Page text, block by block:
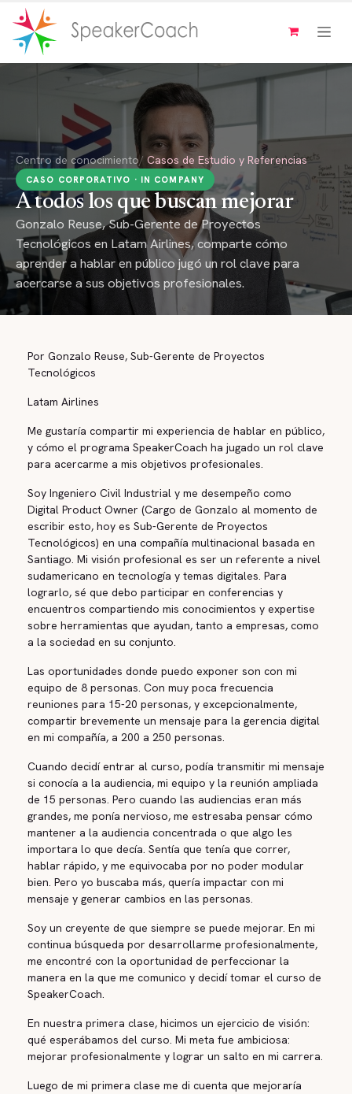
Ir al contenido
Centro de conocimiento/ Casos de Estudio y Referencias
CASO CORPORATIVO · IN COMPANY
A todos los que buscan mejorar
Gonzalo Reuse, Sub-Gerente de Proyectos
Tecnológicos en Latam Airlines, comparte cómo
aprender a hablar en público jugó un rol clave para
acercarse a sus objetivos profesionales.
Por Gonzalo Reuse, Sub-Gerente de Proyectos
Tecnológicos
Latam Airlines
Me gustaría compartir mi experiencia de hablar en público,
y cómo el programa SpeakerCoach ha jugado un rol clave
para acercarme a mis objetivos profesionales.
Soy Ingeniero Civil Industrial y me desempeño como
Digital Product Owner (Cargo de Gonzalo al momento de
escribir esto, hoy es Sub-Gerente de Proyectos
Tecnológicos) en una compañía multinacional basada en
Santiago. Mi visión profesional es ser un referente a nivel
sudamericano en tecnología y temas digitales. Para
lograrlo, sé que debo participar en conferencias y
encuentros compartiendo mis conocimientos y expertise
sobre herramientas que ayudan, tanto a empresas, como
a la sociedad en su conjunto.
Las oportunidades donde puedo exponer son con mi
equipo de 8 personas. Con muy poca frecuencia
reuniones para 15-20 personas, y excepcionalmente,
compartir brevemente un mensaje para la gerencia digital
en mi compañía, a 200 a 250 personas.
Cuando decidí entrar al curso, podía transmitir mi mensaje
si conocía a la audiencia, mi equipo y la reunión ampliada
de 15 personas. Pero cuando las audiencias eran más
grandes, me ponía nervioso, me estresaba pensar cómo
mantener a la audiencia concentrada o que algo les
importara lo que decía. Sentía que tenía que correr,
hablar rápido, y me equivocaba por no poder modular
bien. Pero yo buscaba más, quería impactar con mi
mensaje y generar cambios en las personas.
Soy un creyente de que siempre se puede mejorar. En mi
continua búsqueda por desarrollarme profesionalmente,
me encontré con la oportunidad de perfeccionar la
manera en la que me comunico y decidí tomar el curso de
SpeakerCoach.
En nuestra primera clase, hicimos un ejercicio de visión:
qué esperábamos del curso. Mi meta fue ambiciosa:
mejorar profesionalmente y lograr un salto en mi carrera.
Luego de mi primera clase me di cuenta que mejoraría